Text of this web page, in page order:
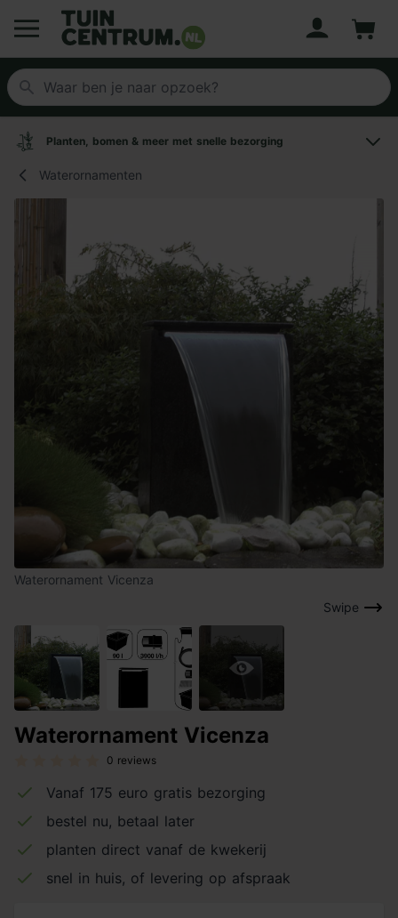
Logo Tuincentrum.nl
Planten, bomen & meer met snelle bezorging
Waterornamenten
Swipe
Waterornament Vicenza
Waterornament Vicenza
0 reviews
Vanaf 175 euro gratis bezorging
bestel nu, betaal later
planten direct vanaf de kwekerij
snel in huis, of levering op afspraak